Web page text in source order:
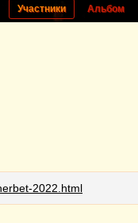
Участники Альбом
2022.html